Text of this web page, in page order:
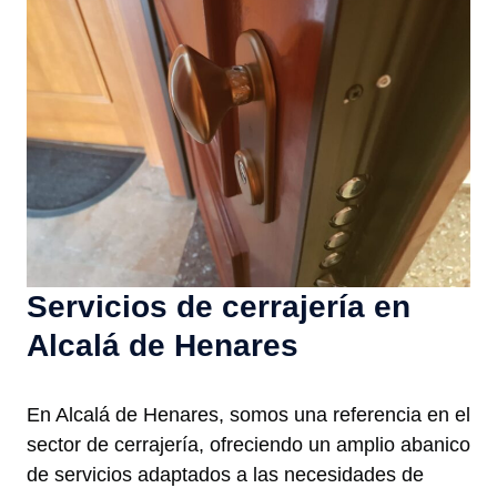
Servicios de cerrajería en
Alcalá de Henares
En Alcalá de Henares, somos una referencia en el
sector de cerrajería, ofreciendo un amplio abanico
de servicios adaptados a las necesidades de